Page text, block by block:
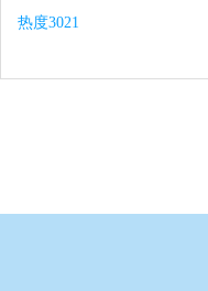
热度3021